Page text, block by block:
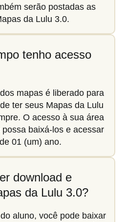
serão postadas as
da Lulu 3.0.
tenho acesso
mapas é liberado para
ter seus Mapas da Lulu
O acesso à sua área
baixá-los e acessar
01 (um) ano.
download e
da Lulu 3.0?
aluno, você pode baixar